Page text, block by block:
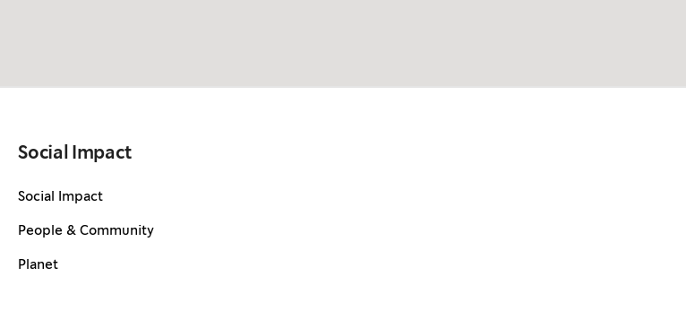
Social Impact
Social Impact
People & Community
Planet